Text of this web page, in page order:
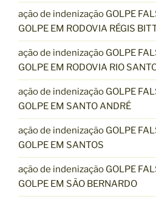
ação de indenização GOLPE
GOLPE EM RODOVIA RÉGIS
ação de indenização GOLPE
GOLPE EM RODOVIA RIO
ação de indenização GOLPE
GOLPE EM SANTO ANDRÉ
ação de indenização GOLPE
GOLPE EM SANTOS
ação de indenização GOLPE
GOLPE EM SÃO BERNARDO